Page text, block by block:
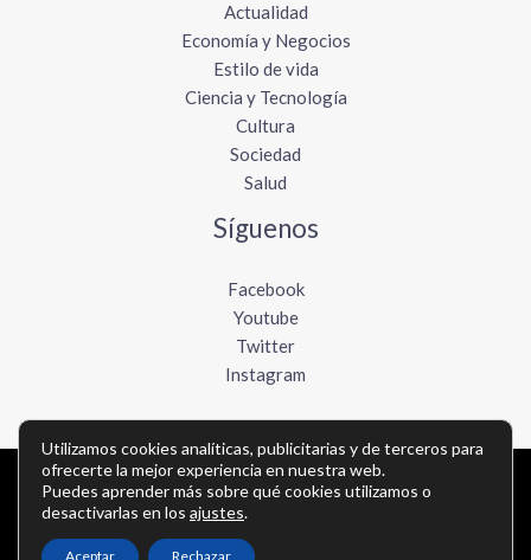
Actualidad
Economía y Negocios
Estilo de vida
Ciencia y Tecnología
Cultura
Sociedad
Salud
Síguenos
Facebook
Youtube
Twitter
Instagram
Copyright © Todos los derechos reservados -
lavozdelpacifico.com
Utilizamos cookies analíticas, publicitarias y de terceros para
ofrecerte la mejor experiencia en nuestra web.
Puedes aprender más sobre qué cookies utilizamos o
desactivarlas en los ajustes.
Aceptar Rechazar